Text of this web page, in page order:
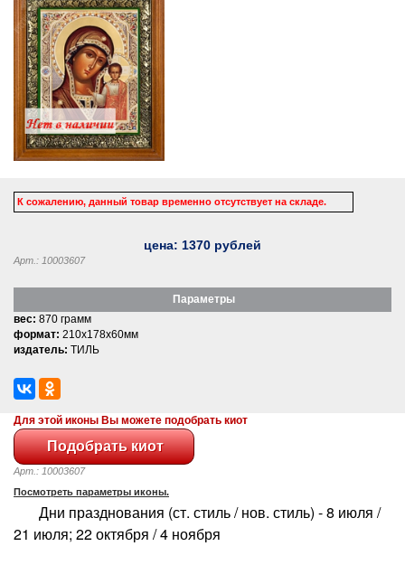
К сожалению, данный товар временно отсутствует на складе.
цена: 1370 рублей
Арт.: 10003607
Параметры
вес: 870 грамм
формат: 210x178x60мм
издатель: ТИЛЬ
Для этой иконы Вы можете подобрать киот
Арт.: 10003607
Посмотреть параметры иконы.
Дни празднования (ст. стиль / нов. стиль) - 8 июля /
21 июля; 22 октября / 4 ноября